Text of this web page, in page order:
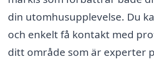
din utomhusupplevelse. Du
och enkelt få kontakt med
ditt område som är experter